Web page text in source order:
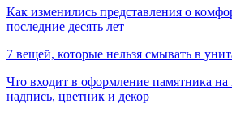
Как изменились представления о
последние десять лет
7 вещей, которые нельзя смывать в
Что входит в оформление памятника на
надпись, цветник и декор